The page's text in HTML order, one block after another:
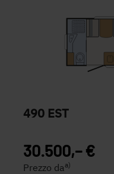
490 EST
30.500,– €
Prezzo da a)